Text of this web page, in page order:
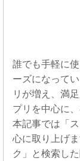
誰でも手軽に
ーズになって
リが増え、満
プリを中心に
本記事では「
心に取り上げ
ク」と検索し